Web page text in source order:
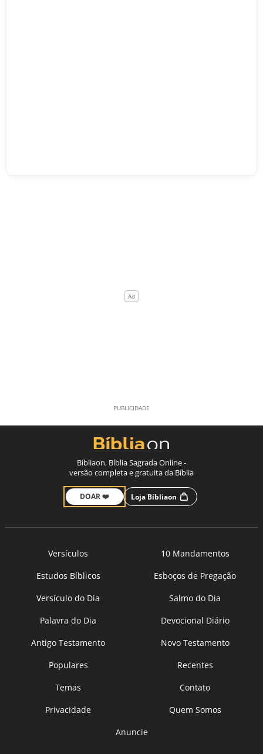
Bíbliaon, Bíblia Sagrada Online -
versão completa e gratuita da Bíblia
DOAR ❤️ Loja Bíbliaon
Versículos
10 Mandamentos
Estudos Bíblicos
Esboços de Pregação
Versículo do Dia
Salmo do Dia
Palavra do Dia
Devocional Diário
Antigo Testamento
Novo Testamento
Populares
Recentes
Temas
Contato
Privacidade
Quem Somos
Anuncie